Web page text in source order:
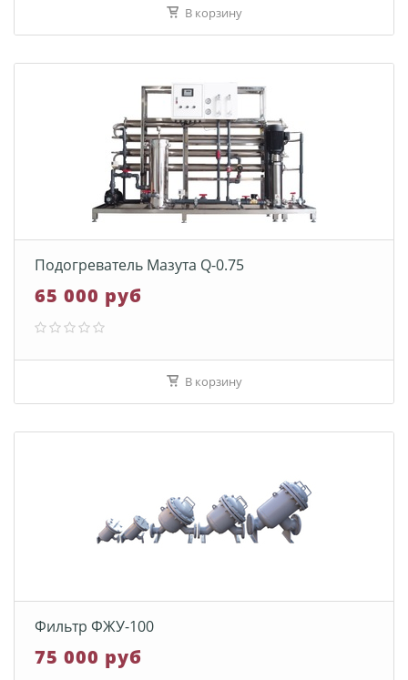
В корзину
Подогреватель Мазута Q-0.75
65 000 руб
В корзину
Фильтр ФЖУ-100
75 000 руб